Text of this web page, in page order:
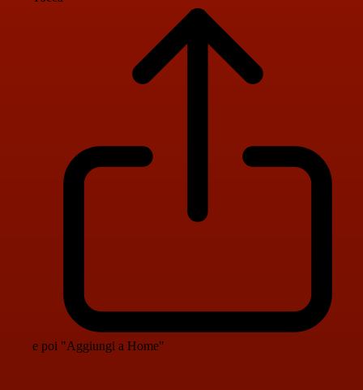
e poi "Aggiungi a Home"